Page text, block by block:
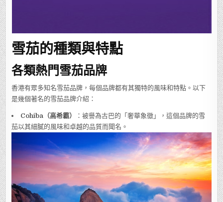
雪茄的種類與特點
各類熱門雪茄品牌
香港有眾多知名雪茄品牌，每個品牌都有其獨特的風味和特點。以下
是幾個著名的雪茄品牌介紹：
Cohiba（高希霸）
：被譽為古巴的「奢華象徵」，這個品牌的雪
茄以其細膩的風味和卓越的品質而聞名。